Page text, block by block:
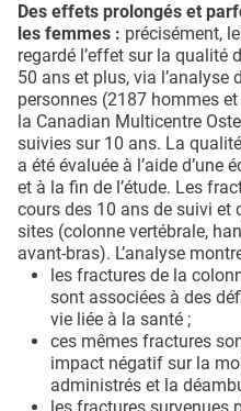
Des effets prolongés et
les femmes : précisément,
regardé l’effet sur la qualité
50 ans et plus, via l’analyse
personnes (2187 hommes
la Canadian Multicentre
suivies sur 10 ans. La
a été évaluée à l’aide d’une
et à la fin de l’étude. Les
cours des 10 ans de suivi et
sites (colonne vertébrale,
avant-bras). L’analyse
les fractures de la
sont associées à des
vie liée à la santé ;
ces mêmes fractures
impact négatif sur la
administrés et la